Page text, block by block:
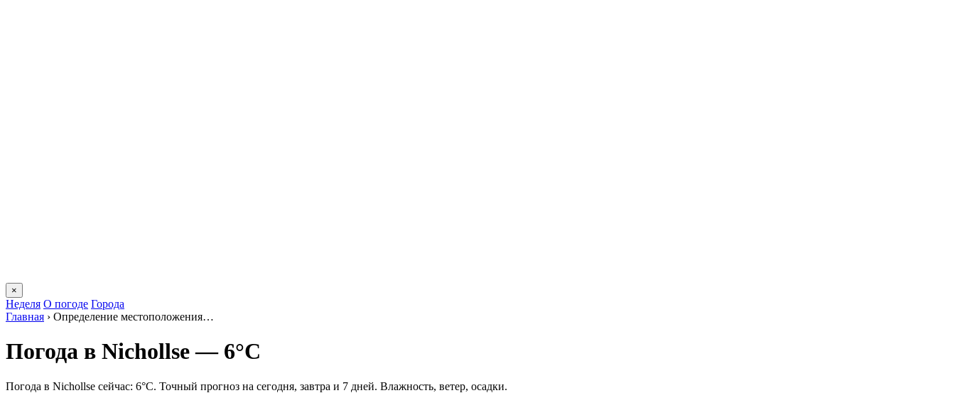
×
Неделя О погоде Города
Главная › Определение местоположения…
Погода в Nichollsе — 6°C
Погода в Nichollsе сейчас: 6°C. Точный прогноз на сегодня, завтра и 7 дней. Влажность, ветер, осадки.